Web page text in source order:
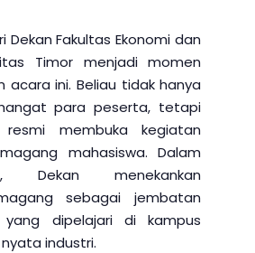
Dekan Fakultas Ekonomi dan
Timor menjadi momen
acara ini. Beliau tidak hanya
para peserta, tetapi
membuka kegiatan
mahasiswa. Dalam
Dekan menekankan
sebagai jembatan
dipelajari di kampus
industri.